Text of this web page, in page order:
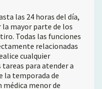
las 24 horas del día,
la mayor parte de los
Todas las funciones
relacionadas
cualquier
para atender a
la temporada de
menor de